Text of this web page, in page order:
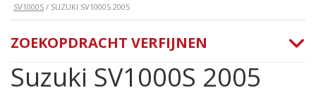
SV1000S / SUZUKI SV1000S 2005
Suzuki SV1000S 2005
ZOEKOPDRACHT VERFIJNEN